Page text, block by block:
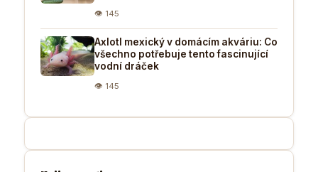
👁 145
Axlotl mexický v domácím akváriu: Co
všechno potřebuje tento fascinující
vodní dráček
👁 145